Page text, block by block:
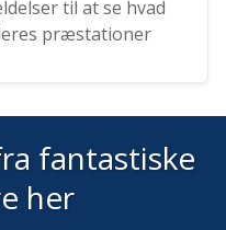
til at se hvad
præstationer
fantastiske
her